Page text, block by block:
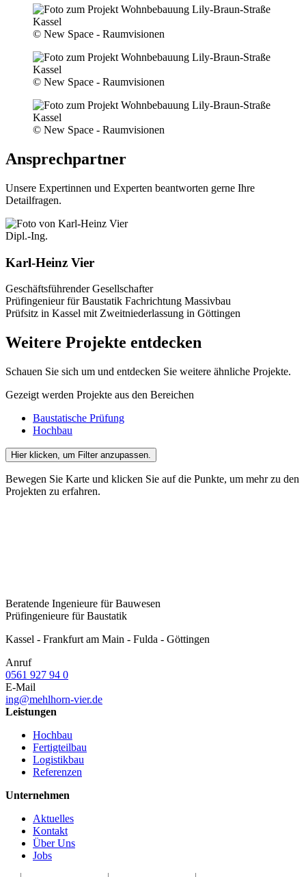
© New Space - Raumvisionen
© New Space - Raumvisionen
© New Space - Raumvisionen
Ansprechpartner
Unsere Expertinnen und Experten beantworten gerne Ihre
Detailfragen.
Dipl.-Ing.
Karl-Heinz Vier
Geschäftsführender Gesellschafter
Prüfingenieur für Baustatik Fachrichtung Massivbau
Prüfsitz in Kassel mit Zweitniederlassung in Göttingen
Weitere Projekte entdecken
Schauen Sie sich um und entdecken Sie weitere ähnliche Projekte.
Gezeigt werden Projekte aus den Bereichen
Baustatische Prüfung
Hochbau
Hier klicken, um Filter anzupassen.
Bewegen Sie Karte und klicken Sie auf die Punkte, um mehr zu den
Projekten zu erfahren.
Beratende Ingenieure für Bauwesen
Prüfingenieure für Baustatik
Kassel - Frankfurt am Main - Fulda - Göttingen
Anruf
0561 927 94 0
E-Mail
ing@mehlhorn-vier.de
Leistungen
Hochbau
Fertigteilbau
Logistikbau
Referenzen
Unternehmen
Aktuelles
Kontakt
Über Uns
Jobs